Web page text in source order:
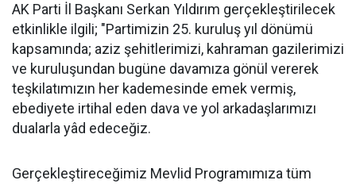
AK Parti İl Başkanı Serkan Yıldırım gerçekleştirilecek
etkinlikle ilgili; "Partimizin 25. kuruluş yıl dönümü
kapsamında; aziz şehitlerimizi, kahraman gazilerimizi
ve kuruluşundan bugüne davamıza gönül vererek
teşkilatımızın her kademesinde emek vermiş,
ebediyete irtihal eden dava ve yol arkadaşlarımızı
dualarla yâd edeceğiz.
Gerçekleştireceğimiz Mevlid Programımıza tüm